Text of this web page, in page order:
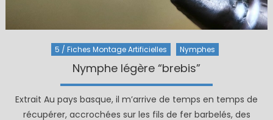
5 / Fiches Montage Artificielles Nymphes
Nymphe légère “brebis”
Extrait Au pays basque, il m’arrive de temps en temps de
récupérer, accrochées sur les fils de fer barbelés, des